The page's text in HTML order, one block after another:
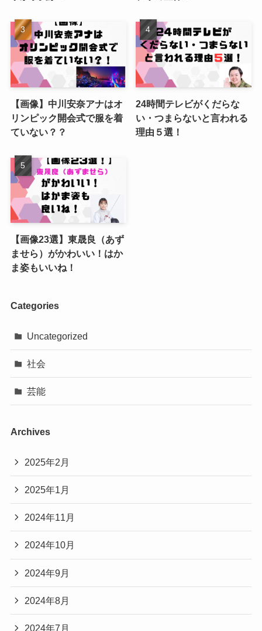
【画像】中川安奈アナはオ
リンピック開会式で服を着
ていない？？
24時間テレビがくだらな
い・つまらないと言われる
理由５選！
【画像23選】東晟良（あず
ませら）がかわいい！はか
ま姿もいいね！
Categories
Uncategorized
社会
芸能
Archives
2025年2月
2025年1月
2024年11月
2024年10月
2024年9月
2024年8月
2024年7月